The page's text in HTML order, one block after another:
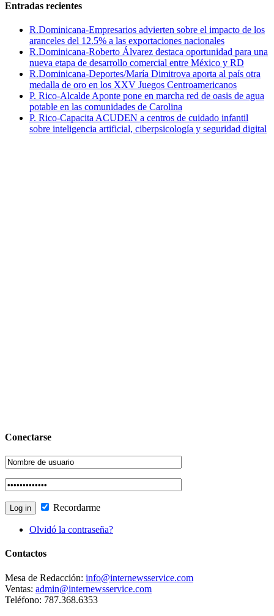
Entradas recientes
R.Dominicana-Empresarios advierten sobre el impacto de los
aranceles del 12.5% a las exportaciones nacionales
R.Dominicana-Roberto Álvarez destaca oportunidad para una
nueva etapa de desarrollo comercial entre México y RD
R.Dominicana-Deportes/María Dimitrova aporta al país otra
medalla de oro en los XXV Juegos Centroamericanos
P. Rico-Alcalde Aponte pone en marcha red de oasis de agua
potable en las comunidades de Carolina
P. Rico-Capacita ACUDEN a centros de cuidado infantil
sobre inteligencia artificial, ciberpsicología y seguridad digital
Conectarse
Recordarme
Olvidó la contraseña?
Contactos
Mesa de Redacción: info@internewsservice.com
Ventas: admin@internewsservice.com
Teléfono: 787.368.6353